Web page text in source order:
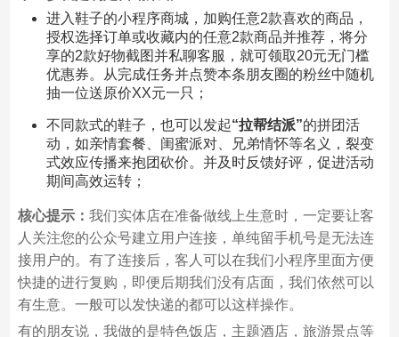
进入鞋子的小程序商城，加购任意2款喜欢的商品，
授权选择订单或收藏内的任意2款商品并推荐，将分
享的2款好物截图并私聊客服，就可领取20元无门槛
优惠券。从完成任务并点赞本条朋友圈的粉丝中随机
抽一位送原价XX元一只；
不同款式的鞋子，也可以发起“拉帮结派”的拼团活
动，如亲情套餐、闺蜜派对、兄弟情怀等名义，裂变
式效应传播来抱团砍价。并及时反馈好评，促进活动
期间高效运转；
核心提示： 我们实体店在准备做线上生意时，一定要让客
人关注您的公众号建立用户连接，单纯留手机号是无法连
接用户的。有了连接后，客人可以在我们小程序里面方便
快捷的进行复购，即便后期我们没有店面，我们依然可以
有生意。一般可以发快递的都可以这样操作。
有的朋友说，我做的是特色饭店，主题酒店，旅游景点等